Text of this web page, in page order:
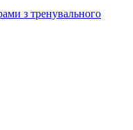
з тренувального